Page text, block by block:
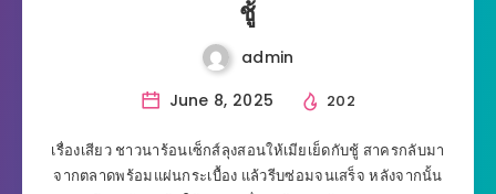
ชู้
admin
June 8, 2025
202
เรื่องเสียว ชาวนาร้อนเซ็กส์ลุงสอนให้เมียเย็ดกับชู้ สาครกลับมา
จากตลาดพร้อมแผ่นกระเบื้อง แล้วรีบซ่อมจนเสร็จ หลังจากนั้น